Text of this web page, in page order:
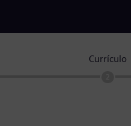
Currículo